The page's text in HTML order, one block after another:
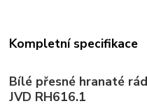
Kompletní specifikace
Bílé přesné hranaté
JVD RH616.1